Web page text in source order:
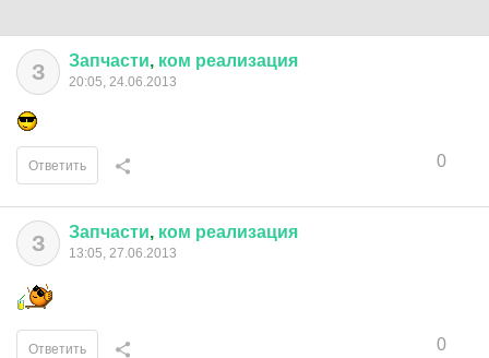
З Запчасти, ком реализация
20:05, 24.06.2013
0
Ответить
З Запчасти, ком реализация
13:05, 27.06.2013
0
Ответить